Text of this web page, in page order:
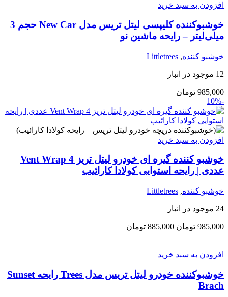
افزودن به سبد خرید
خوشبوکننده کلیپسی لیتل تریس مدل New Car حجم 3
میلی‌لیتر – رایحه ماشین نو
خوشبو کننده,
Littletrees
12 موجود در انبار
985,000 تومان
-10%
افزودن به سبد خرید
خوشبو کننده گیره ای خودرو لیتل تریز Vent Wrap 4
عددی | رایحه استوایی کولادا کارائیب
خوشبو کننده,
Littletrees
24 موجود در انبار
985,000 تومان قیمت
بود.
885,000 تومان
افزودن به سبد خرید
خوشبوکننده خودرو لیتل تریس مدل Trees رایحه Sunset
Brach